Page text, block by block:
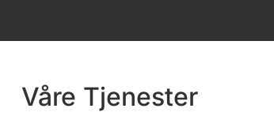
Våre Tjenester